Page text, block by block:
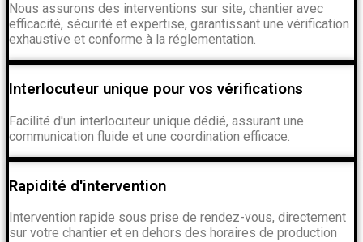
Nous assurons des interventions sur site, chantier avec
efficacité, sécurité et expertise, garantissant une vérification
exhaustive et conforme à la réglementation.
Interlocuteur unique pour vos vérifications
Facilité d'un interlocuteur unique dédié, assurant une
communication fluide et une coordination efficace.
Rapidité d'intervention
Intervention rapide sous prise de rendez-vous, directement
sur votre chantier et en dehors des horaires de production